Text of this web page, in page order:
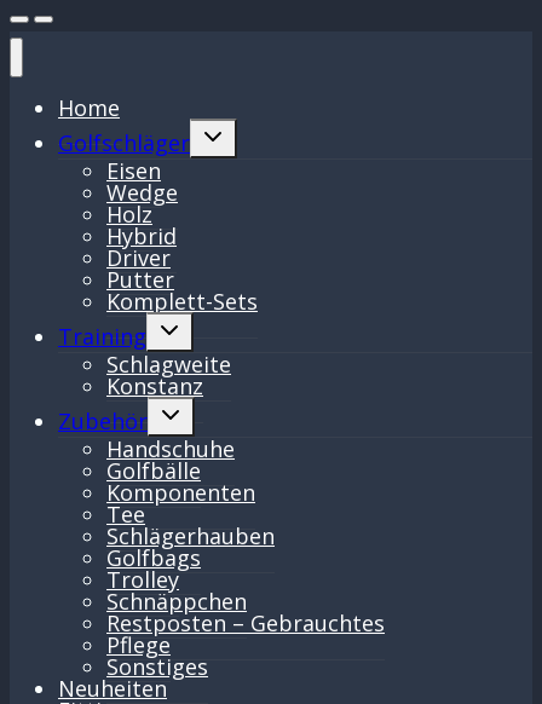
Home
Golfschläger
Untermenü
Eisen
Wedge
Holz
Hybrid
Driver
Putter
Komplett-Sets
Training
Untermenü
Schlagweite
Konstanz
Zubehör
Untermenü
Handschuhe
Golfbälle
Komponenten
Tee
Schlägerhauben
Golfbags
Trolley
Schnäppchen
Restposten – Gebrauchtes
Pflege
Sonstiges
Neuheiten